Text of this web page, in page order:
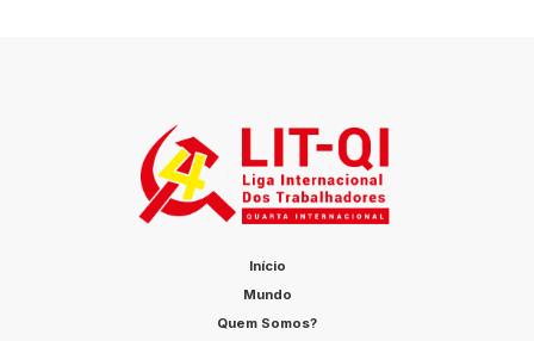
Início
Mundo
Quem Somos?